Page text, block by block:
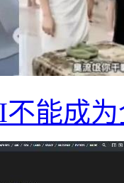
能成